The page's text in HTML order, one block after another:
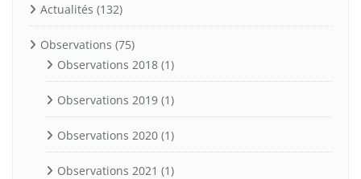
Actualités (132)
Observations (75)
Observations 2018 (1)
Observations 2019 (1)
Observations 2020 (1)
Observations 2021 (1)